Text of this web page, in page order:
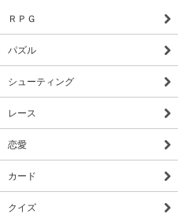
ＲＰＧ
パズル
シューティング
レース
恋愛
カード
クイズ